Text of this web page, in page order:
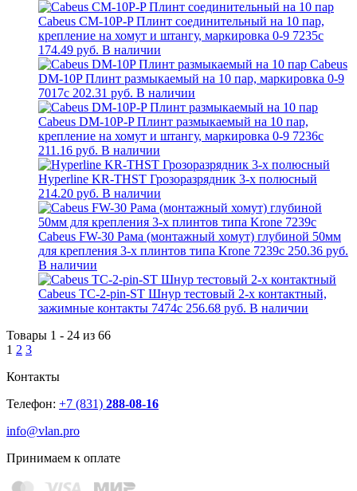
Cabeus CM-10P-P Плинт соединительный на 10 пар,
крепление на хомут и штангу, маркировка 0-9 7235c
174.49 руб. В наличии
Cabeus
DM-10P Плинт размыкаемый на 10 пар, маркировка 0-9
7017c 202.31 руб. В наличии
Cabeus DM-10P-P Плинт размыкаемый на 10 пар,
крепление на хомут и штангу, маркировка 0-9 7236c
211.16 руб. В наличии
Hyperline KR-THST Грозоразрядник 3-х полюсный
214.20 руб. В наличии
Cabeus FW-30 Рама (монтажный хомут) глубиной 50мм
для крепления 3-х плинтов типа Krone 7239c 250.36 руб.
В наличии
Cabeus TC-2-pin-ST Шнур тестовый 2-х контактный,
зажимные контакты 7474c 256.68 руб. В наличии
Товары 1 - 24 из 66
1 2 3
Контакты
Телефон: +7 (831) 288-08-16
info@vlan.pro
Принимаем к оплате